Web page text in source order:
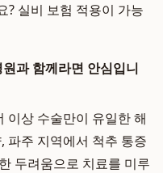
? 실비 보험 적용이 가능
과 함께라면 안심입니
이상 수술만이 유일한 해
파주 지역에서 척추 통증
두려움으로 치료를 미루